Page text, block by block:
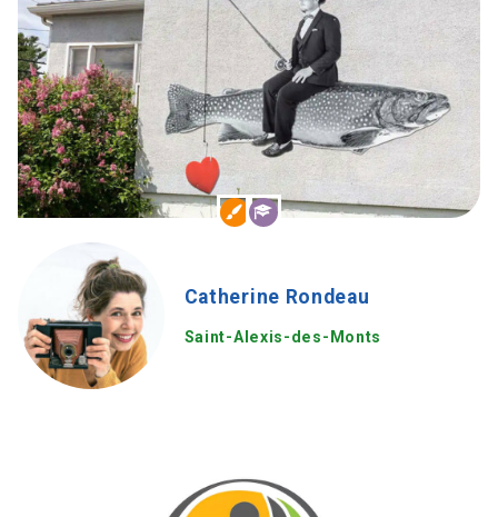
Catherine Rondeau
Saint-Alexis-des-Monts